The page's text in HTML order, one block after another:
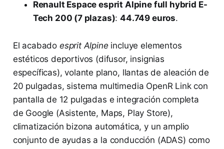
Renault Espace esprit Alpine full hybrid E-
Tech 200 (7 plazas):44.749 euros.
El acabado esprit Alpine incluye elementos
estéticos deportivos (difusor, insignias
específicas), volante plano, llantas de aleación de
20 pulgadas, sistema multimedia OpenR Link con
pantalla de 12 pulgadas e integración completa
de Google (Asistente, Maps, Play Store),
climatización bizona automática, y un amplio
conjunto de ayudas a la conducción (ADAS) como